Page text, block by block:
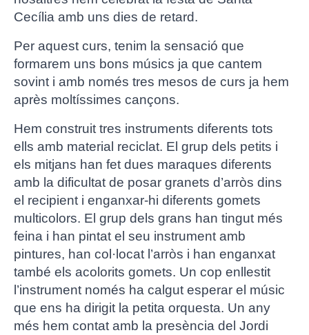
Cecília amb uns dies de retard.
Per aquest curs, tenim la sensació que
formarem uns bons músics ja que cantem
sovint i amb només tres mesos de curs ja hem
après moltíssimes cançons.
Hem construit tres instruments diferents tots
ells amb material reciclat. El grup dels petits i
els mitjans han fet dues maraques diferents
amb la dificultat de posar granets d’arròs dins
el recipient i enganxar-hi diferents gomets
multicolors. El grup dels grans han tingut més
feina i han pintat el seu instrument amb
pintures, han col·locat l’arròs i han enganxat
també els acolorits gomets. Un cop enllestit
l’instrument només ha calgut esperar el músic
que ens ha dirigit la petita orquesta. Un any
més hem contat amb la presència del Jordi